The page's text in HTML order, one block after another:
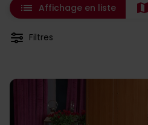
list Affichage en liste map
Filtres